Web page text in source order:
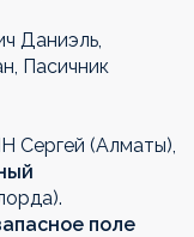
Даниэль,
Пасичник
(Алматы),
поле